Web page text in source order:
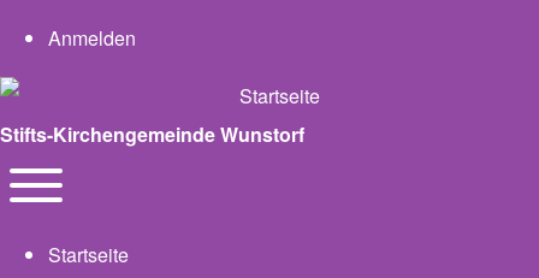
User account menu
Anmelden
Stifts-Kirchengemeinde Wunstorf
Navigation
Startseite